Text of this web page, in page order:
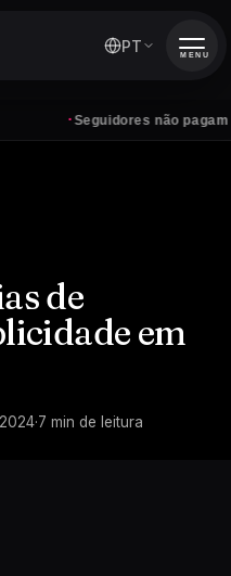
Seguidores não pagam contas
PT MENU
de
em
·7 min de leitura